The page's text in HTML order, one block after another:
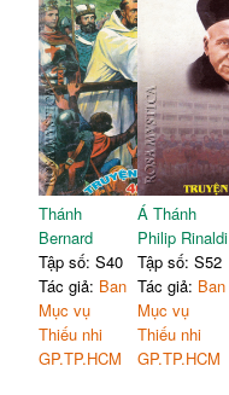
Thánh
Bernard
Tập số: S40
Tác giả: Ban
Mục vụ
Thiếu nhi
GP.TP.HCM
Á Thánh
Philip Rinaldi
Tập số: S52
Tác giả: Ban
Mục vụ
Thiếu nhi
GP.TP.HCM